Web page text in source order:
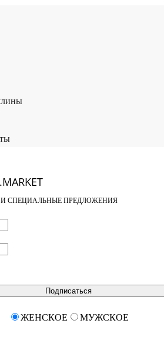
СПЕЦИАЛЬНЫЕ ПРЕДЛОЖЕНИЯ
Подписаться
ЖЕНСКОЕ МУЖСКОЕ